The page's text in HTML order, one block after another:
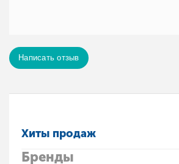
Написать отзыв
Хиты продаж
Бренды